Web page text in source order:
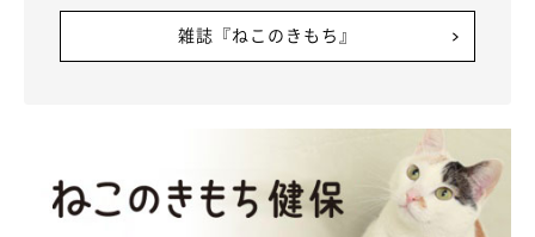
雑誌『ねこのきもち』